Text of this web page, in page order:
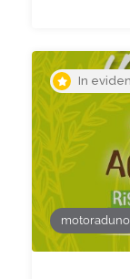
In
motoraduno